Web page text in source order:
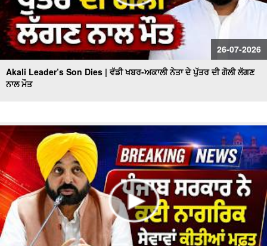
26-07-2026
Akali Leader’s Son Dies | ਵੱਡੀ ਖਬਰ-ਅਕਾਲੀ ਨੇਤਾ ਦੇ ਪੁੱਤਰ ਦੀ ਗੋਲੀ ਲੱਗਣ
ਨਾਲ ਮੌਤ